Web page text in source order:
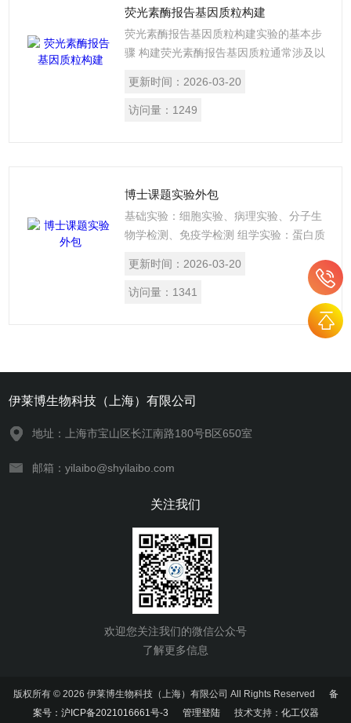
荧光素酶报告基因质粒构建
荧光素酶报告基因质粒构建实验的基本步
骤 构建荧光素酶报告基因质粒通常涉及以
序列设计特异性的引物，用于PCR扩增含
有感兴趣调控区域的DNA片段。 2.PCR扩
隆位点，用于插入目标序列。
更新时间： 2026-03-20
访问量： 1249
博士课题实验外包
基础实验：细胞实验、病理实验、分子生
物学检测、免疫学检测 组学实验：蛋白质
刷选 动物实验：动物饲养、疾病模型构
建、模式动物、动物进出口 博士课题实验
更新时间： 2026-03-20
访问量： 1341
伊莱博生物科技（上海）有限公司
地址：上海市宝山区长江南路180号B区650室
邮箱：yilaibo@shyilaibo.com
关注我们
欢迎您关注我们的微信公众号
了解更多信息
版权所有 © 2026 伊莱博生物科技（上海）有限公司 All Rights Reserved 备
案号：沪ICP备2021016661号-3
管理登陆技术支持： 化工仪器